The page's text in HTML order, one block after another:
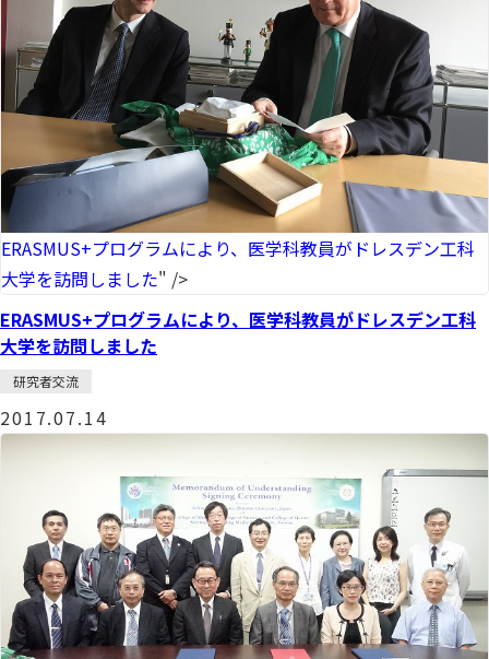
ERASMUS+プログラムにより、医学科教員がドレスデン工科
大学を訪問しました" />
ERASMUS+プログラムにより、医学科教員がドレスデン工科
大学を訪問しました
研究者交流
2017.07.14